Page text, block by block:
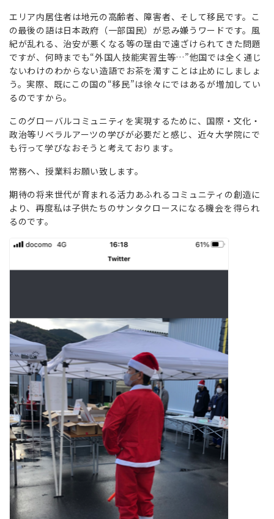
エリア内居住者は地元の高齢者、障害者、そして移民です。こ
の最後の語は日本政府（一部国民）が忌み嫌うワードです。風
紀が乱れる、治安が悪くなる等の理由で遠ざけられてきた問題
ですが、何時までも“外国人技能実習生等…”他国では全く通じ
ないわけのわからない造語でお茶を濁すことは止めにしましょ
う。実際、既にこの国の“移民”は徐々にではあるが増加してい
るのですから。
このグローバルコミュニティを実現するために、国際・文化・
政治等リベラルアーツの学びが必要だと感じ、近々大学院にで
も行って学びなおそうと考えております。
常務へ、授業料お願い致します。
期待の将来世代が育まれる活力あふれるコミュニティの創造に
より、再度私は子供たちのサンタクロースになる機会を得られ
るのです。